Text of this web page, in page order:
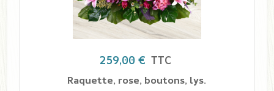
259,00 € TTC
Raquette, rose, boutons, lys.